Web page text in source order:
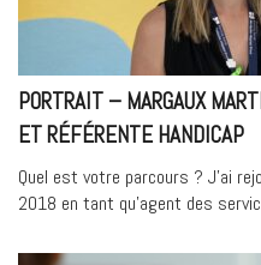
au
Médipôle
Hôpital
Privé »
PORTRAIT – MARGAUX
ET RÉFÉRENTE HANDICAP
Quel est votre parcours ? J’ai
2018 en tant qu’agent des